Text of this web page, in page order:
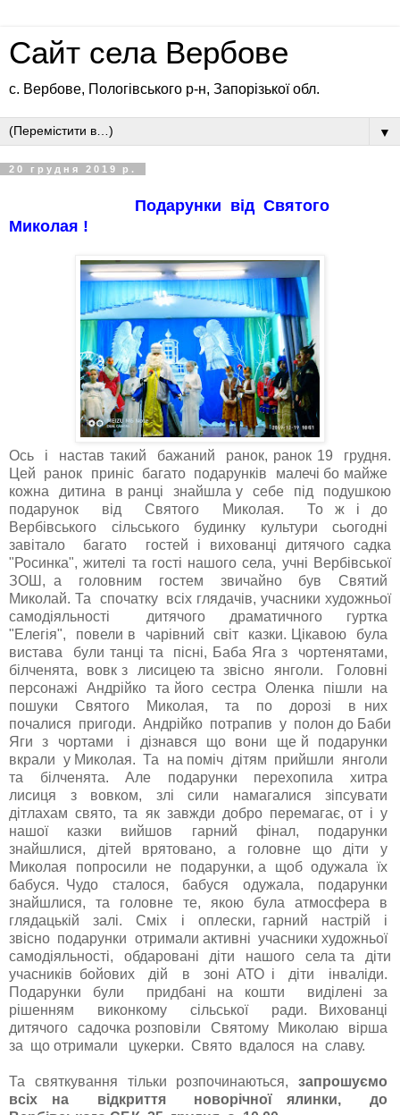
Сайт села Вербове
с. Вербове, Пологівського р-н, Запорізької обл.
▼
20 грудня 2019 р.
Подарунки від Святого
Миколая !
Ось і настав такий бажаний ранок, ранок 19 грудня.
Цей ранок приніс багато подарунків малечі бо майже
кожна дитина в ранці знайшла у себе під подушкою
подарунок від Святого Миколая. То ж і до
Вербівського сільського будинку культури сьогодні
завітало багато гостей і вихованці дитячого садка
"Росинка", жителі та гості нашого села, учні Вербівської
ЗОШ, а головним гостем звичайно був Святий
Миколай. Та спочатку всіх глядачів, учасники художньої
самодіяльності дитячого драматичного гуртка
"Елегія", повели в чарівний світ казки. Цікавою була
вистава були танці та пісні, Баба Яга з чортенятами,
білченята, вовк з лисицею та звісно янголи. Головні
персонажі Андрійко та його сестра Оленка пішли на
пошуки Святого Миколая, та по дорозі в них
почалися пригоди. Андрійко потрапив у полон до Баби
Яги з чортами і дізнався що вони ще й подарунки
вкрали у Миколая. Та на поміч дітям прийшли янголи
та білченята. Але подарунки перехопила хитра
лисиця з вовком, злі сили намагалися зіпсувати
дітлахам свято, та як завжди добро перемагає, от і у
нашої казки вийшов гарний фінал, подарунки
знайшлися, дітей врятовано, а головне що діти у
Миколая попросили не подарунки, а щоб одужала їх
бабуся. Чудо сталося, бабуся одужала, подарунки
знайшлися, та головне те, якою була атмосфера в
глядацькій залі. Сміх і оплески, гарний настрій і
звісно подарунки отримали активні учасники художньої
самодіяльності, обдаровані діти нашого села та діти
учасників бойових дій в зоні АТО і діти інваліди.
Подарунки були придбані на кошти виділені за
рішенням виконкому сільської ради. Вихованці
дитячого садочка розповіли Святому Миколаю вірша
за що отримали цукерки. Свято вдалося на славу.
Та святкування тільки розпочинаються, запрошуємо
всіх на відкриття новорічної ялинки, до